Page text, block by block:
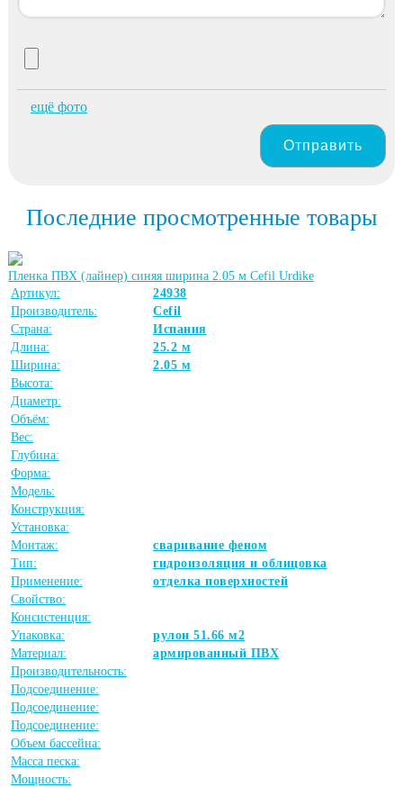
ещё фото
Отправить
Последние просмотренные товары
Пленка ПВХ (лайнер) синяя ширина 2.05 м Cefil Urdike
Артикул:
24938
Производитель:
Cefil
Страна:
Испания
Длина:
25.2 м
Ширина:
2.05 м
Высота:
Диаметр:
Объём:
Вес:
Глубина:
Форма:
Модель:
Конструкция:
Установка:
Монтаж:
сваривание феном
Тип:
гидроизоляция и облицовка
Применение:
отделка поверхностей
Свойство:
Консистенция:
Упаковка:
рулон 51.66 м2
Материал:
армированный ПВХ
Производительность:
Подсоединение:
Подсоединение:
Подсоединение:
Объем бассейна:
Масса песка:
Мощность: